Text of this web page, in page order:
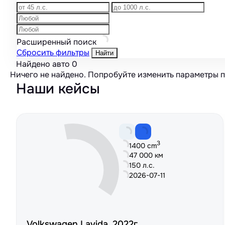
Расширенный поиск
Сбросить фильтры
Найти
Найдено авто 0
Ничего не найдено. Попробуйте изменить параметры
Наши кейсы
1400 cm3
47 000 км
150 л.с.
2026-07-11